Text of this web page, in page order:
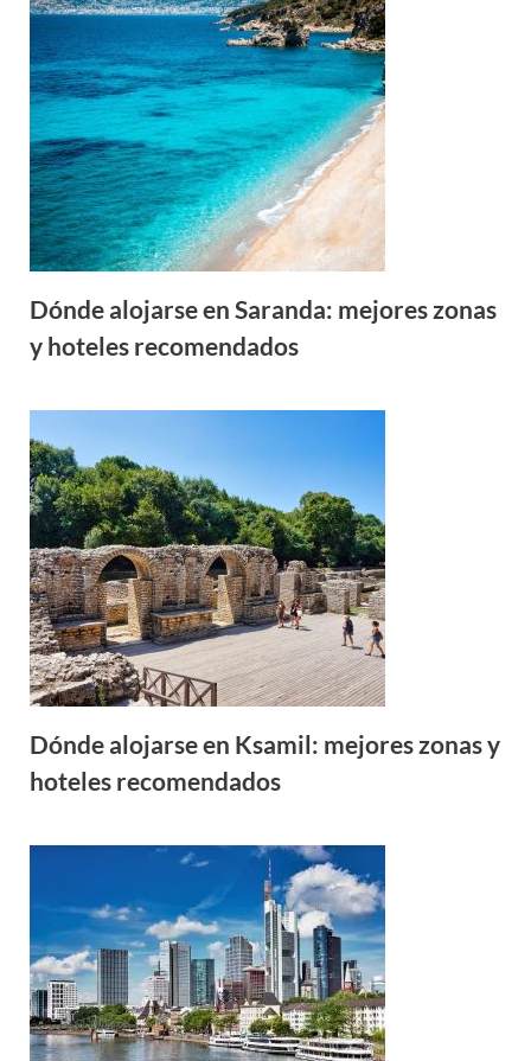
Dónde alojarse en Saranda: mejores zonas
y hoteles recomendados
Dónde alojarse en Ksamil: mejores zonas y
hoteles recomendados